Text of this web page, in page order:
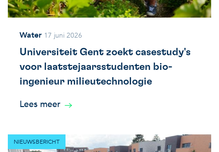
Water 17 juni 2026
Universiteit Gent zoekt casestudy's
voor laatstejaarsstudenten bio-
ingenieur milieutechnologie
Lees meer
NIEUWSBERICHT